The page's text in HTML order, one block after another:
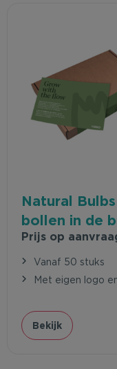
Natural
bollen in de
Prijs op
Vanaf 50 stuks
Met eigen logo
Bekijk